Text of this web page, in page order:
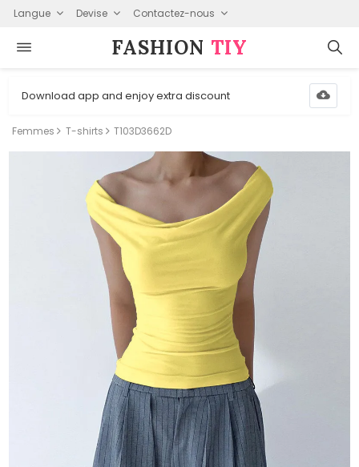
Langue Devise Contactez-nous
FASHION⁠ TIY
Download app and enjoy extra discount
Femmes T-shirts T103D3662D